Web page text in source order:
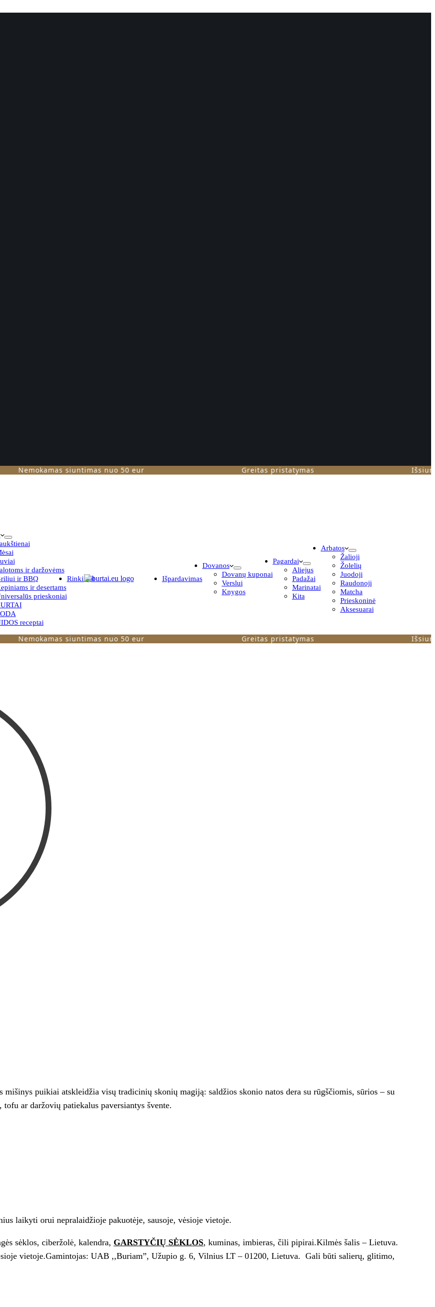
siuntimas nuo 50 eur Greitas pristatymas
ir daržovėms
ir BBQ
ir desertams
prieskoniai
receptai
Rinkiniai Išpardavimas
Dovanos
Dovanų kuponai
Verslui
Knygos
Pagardai
Aliejus
Padažai
Marinatai
Kita
Arbatos
Žalioji
Žolelių
Juodoji
Raudonoji
Matcha
Prieskoninė
Aksesuarai
siuntimas nuo 50 eur Greitas pristatymas
puikiai atskleidžia visų tradicinių skonių magiją: saldžios skonio natos dera su rūgščiomis, sūrios – su
ar daržovių patiekalus paversiantys švente.
laikyti orui nepralaidžioje pakuotėje, sausoje, vėsioje vietoje.
sėklos, ciberžolė, kalendra, GARSTYČIŲ SĖKLOS, kuminas, imbieras, čili pipirai.Kilmės šalis – Lietuva.
vietoje.Gamintojas: UAB ,,Buriam”, Užupio g. 6, Vilnius LT – 01200, Lietuva. Gali būti salierų, glitimo,